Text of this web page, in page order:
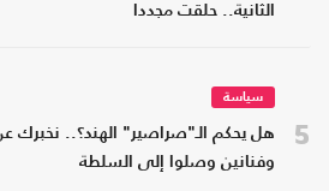
الثانية.. حلقت مجددا
5
سياسة
هل يحكم الـ"صراصير" الهند؟.. نخبرك
وفنانين وصلوا إلى السلطة